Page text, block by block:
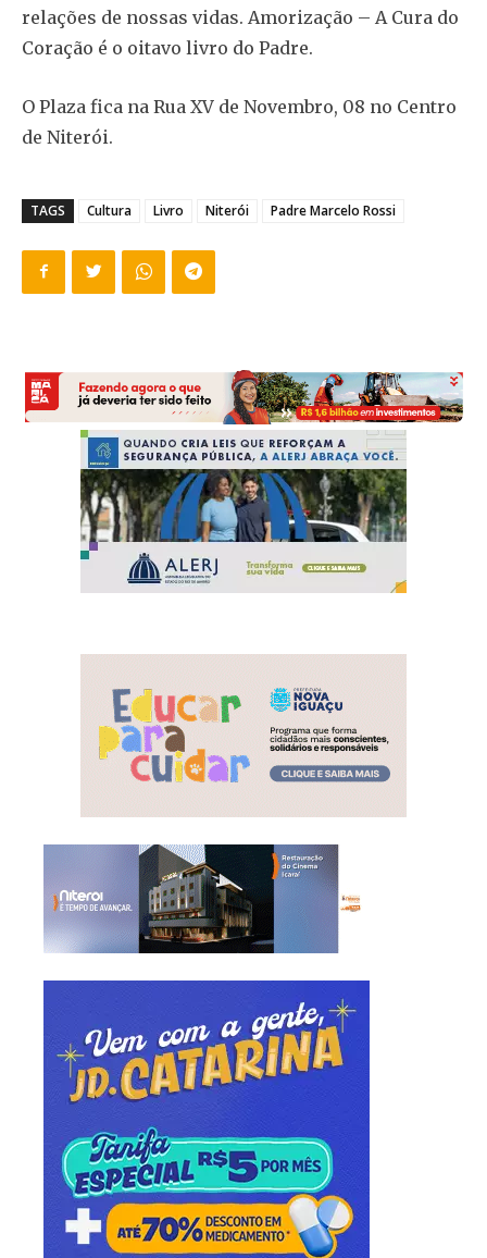
relações de nossas vidas. Amorização – A Cura do
Coração é o oitavo livro do Padre.
O Plaza fica na Rua XV de Novembro, 08 no Centro
de Niterói.
TAGS Cultura Livro Niterói Padre Marcelo Rossi